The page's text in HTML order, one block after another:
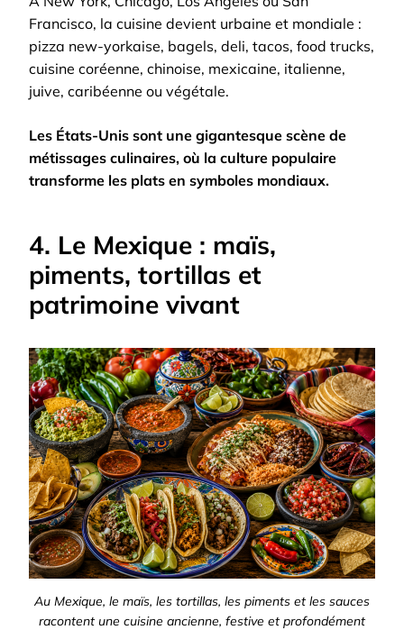
Francisco, la cuisine devient urbaine et mondiale :
pizza new-yorkaise, bagels, deli, tacos, food trucks,
cuisine coréenne, chinoise, mexicaine, italienne,
juive, caribéenne ou végétale.
Les États-Unis sont une gigantesque scène de
métissages culinaires, où la culture populaire
transforme les plats en symboles mondiaux.
4. Le Mexique : maïs,
piments, tortillas et
patrimoine vivant
Au Mexique, le maïs, les tortillas, les piments et les sauces
racontent une cuisine ancienne, festive et profondément